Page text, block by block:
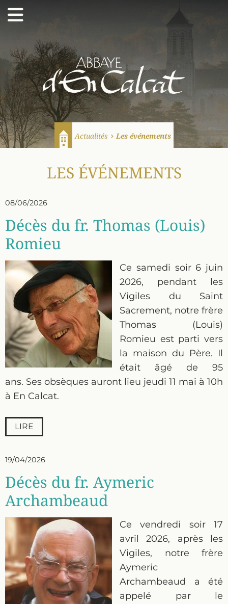
Abbaye d'En Calcat
Actualités Les événements
LES ÉVÉNEMENTS
08/06/2026
Décès du fr. Thomas (Louis)
Romieu
Ce samedi soir 6 juin
2026, pendant les
Vigiles du Saint
Sacrement, notre frère
Thomas (Louis)
Romieu est parti vers
la maison du Père. Il
était âgé de 95
ans. Ses obsèques auront lieu jeudi 11 mai à 10h
à En Calcat.
LIRE
19/04/2026
Décès du fr. Aymeric
Archambeaud
Ce vendredi soir 17
avril 2026, après les
Vigiles, notre frère
Aymeric
Archambeaud a été
appelé par le